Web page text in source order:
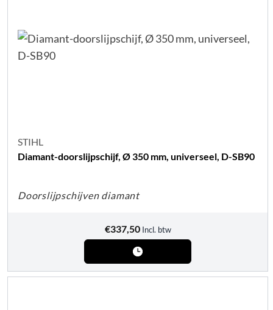
STIHL
Diamant-doorslijpschijf, Ø 350 mm, universeel, D-SB90
Doorslijpschijven diamant
€337,50 Incl. btw